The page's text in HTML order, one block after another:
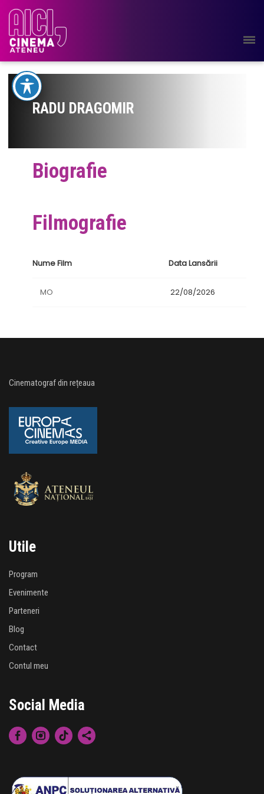
RADU DRAGOMIR
Biografie
Filmografie
Nume Film Data Lansării
MO 22/08/2026
Cinematograf din rețeaua
Utile
Program
Evenimente
Parteneri
Blog
Contact
Contul meu
Social Media